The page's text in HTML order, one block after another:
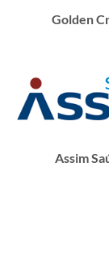
Golden
Assim